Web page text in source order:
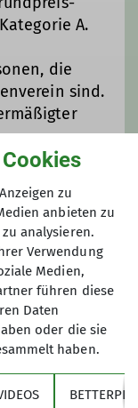
A.
die
sind.
zu
anbieten zu
analysieren.
Verwendung
Medien,
führen diese
Daten
oder die sie
haben.